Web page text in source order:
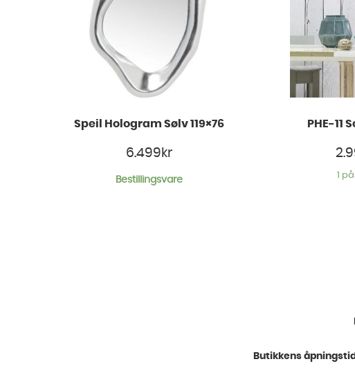
Speil Hologram Sølv 119×76
6.499 kr
Bestillingsvare
PHE-11
1
Butikkens